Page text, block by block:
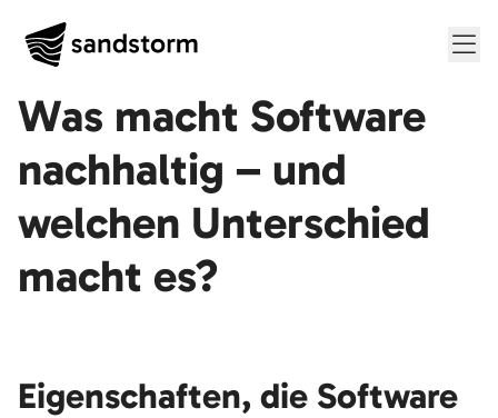
Was macht Software
nachhaltig – und
welchen Unterschied
macht es?
Eigenschaften, die Software